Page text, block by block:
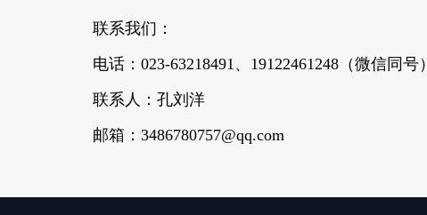
联系我们：
电话：023-63218491、19122461248（微信同号）
联系人：孔刘洋
邮箱：3486780757@qq.com